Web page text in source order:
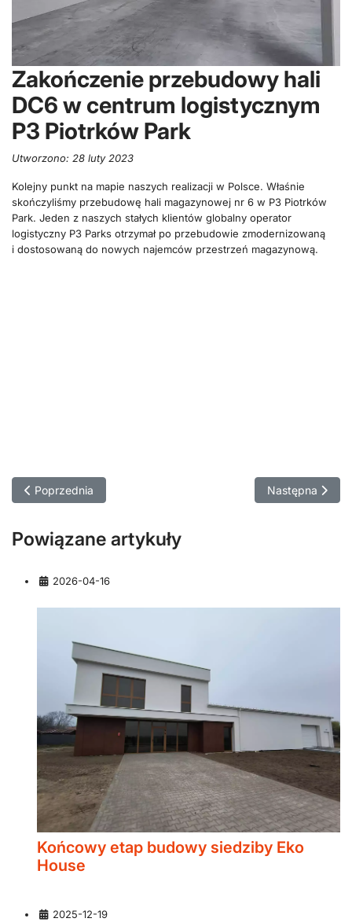
Zakończenie przebudowy hali
DC6 w centrum logistycznym
P3 Piotrków Park
Utworzono: 28 luty 2023
Kolejny punkt na mapie naszych realizacji w Polsce. Właśnie
skończyliśmy przebudowę hali magazynowej nr 6 w P3 Piotrków
Park. Jeden z naszych stałych klientów globalny operator
logistyczny P3 Parks otrzymał po przebudowie zmodernizowaną
i dostosowaną do nowych najemców przestrzeń magazynową.
Poprzednia strona: Zakończyliśmy budowę budynku
Poprzednia Następna
Następna
Powiązane artykuły
Końcowy etap budowy siedziby Eko
House
Szczegóły
2026-04-16
Szczegóły
2025-12-19